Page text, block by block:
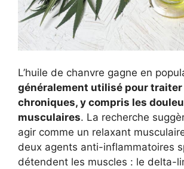
L’huile de chanvre gagne en
généralement utilisé pour traiter
chroniques, y compris les
musculaires. La recherche
agir comme un relaxant
deux agents anti-inflammatoires
détendent les muscles : le delta-